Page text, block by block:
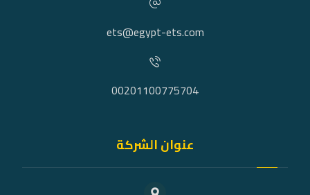
ets@egypt-ets.com
00201100775704
عنوان الشركة